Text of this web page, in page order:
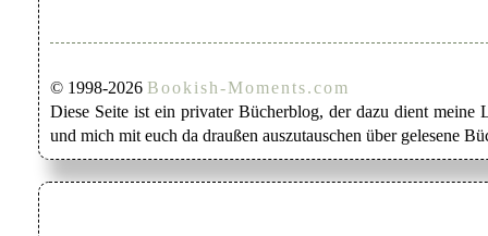
© 1998-2026 Bookish-Moments.com
Diese Seite ist ein privater Bücherblog, der dazu dient meine
und mich mit euch da draußen auszutauschen über gelesene